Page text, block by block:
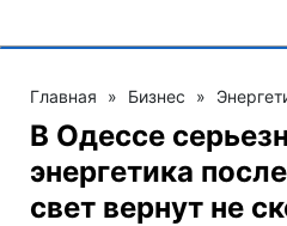
Главная » Бизнес »
В Одессе
энергетика
свет вернут не